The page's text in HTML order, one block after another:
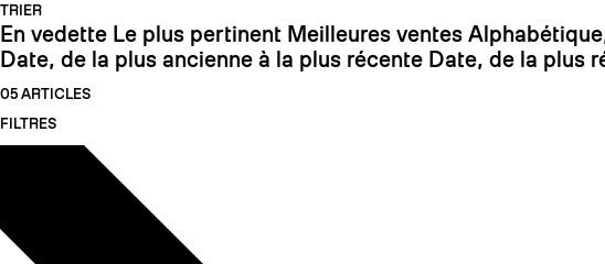
TRIER
En vedette Le plus pertinent Meilleures ventes
Date, de la plus ancienne à la plus récente Date, de la plus
05 ARTICLES
FILTRES